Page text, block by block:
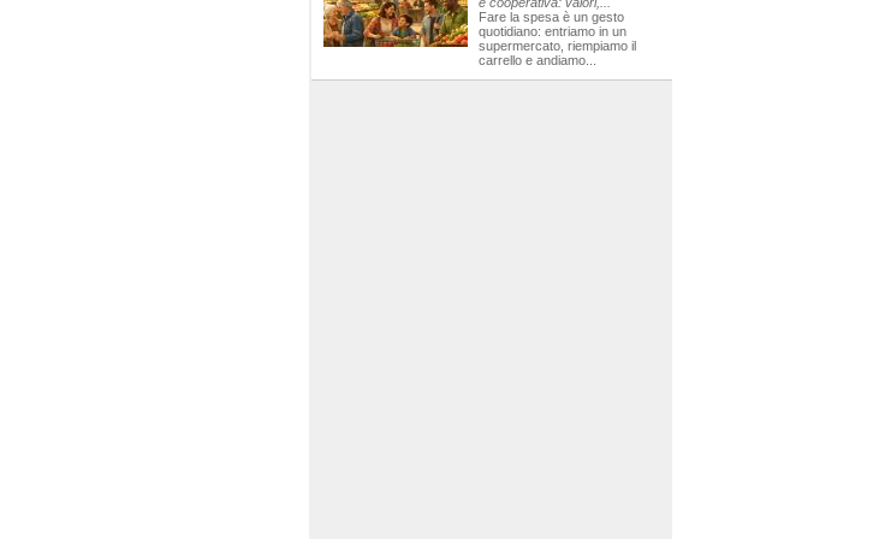
Fare la spesa è un gesto
quotidiano: entriamo in un
supermercato, riempiamo il
carrello e andiamo...